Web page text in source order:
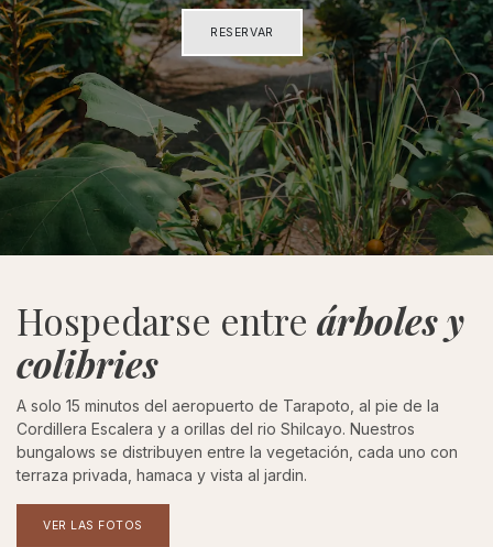
RESERVAR ​​​​​​
Hospedarse entre árboles y
colibries
A solo 15 minutos del aeropuerto de Tarapoto, al pie de la
Cordillera Escalera y a orillas del rio Shilcayo. Nuestros
bungalows se distribuyen entre la vegetación, cada uno con
terraza privada, hamaca y vista al jardin.
VER LAS FOTOS